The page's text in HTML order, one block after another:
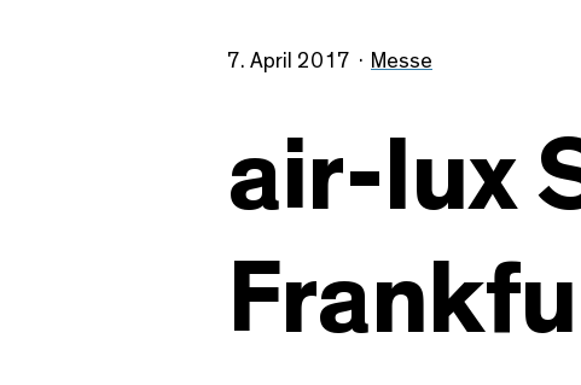
7. April 2017 Messe
air-lux